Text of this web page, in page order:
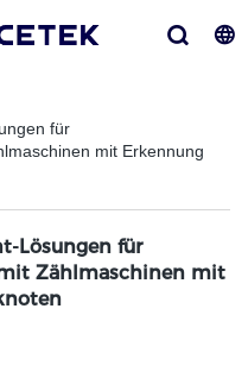
für
mit Erkennung
Lösungen für
Zählmaschinen mit